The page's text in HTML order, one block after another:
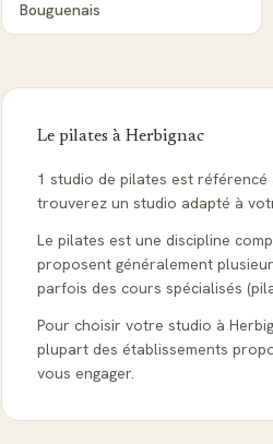
Bouguenais
Le pilates à Herbignac
1 studio de pilates est référencé
trouverez un studio adapté à
Le pilates est une discipline
proposent généralement
parfois des cours spécialisés
Pour choisir votre studio à
plupart des établissements
vous engager.